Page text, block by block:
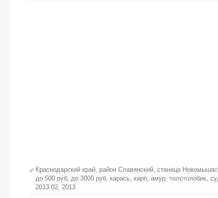
Краснодарский край, район Славянский, станица
до 500 руб, до 3000 руб, карась, карп, амур, толстолобик,
2013.02, 2013